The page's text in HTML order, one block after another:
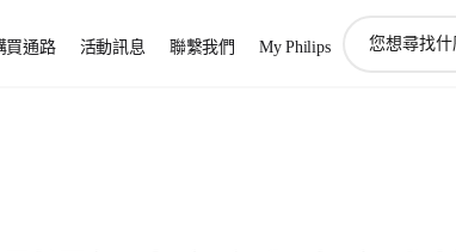
買通路 活動訊息 聯繫我們 My Philips